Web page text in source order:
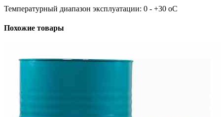
Температурный диапазон эксплуатации: 0 - +30 оС
Похожие товары